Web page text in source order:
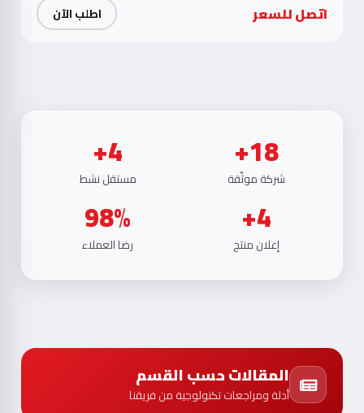
اتصل للسعر اطلب الآن
18+
شركة موثّقة
4+
مستقل نشط
4+
إعلان منتج
98%
رضا العملاء
المقالات حسب القسم
أدلة ومراجعات تكنولوجية من فريقنا